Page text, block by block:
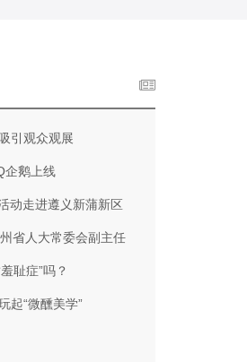
引观众观展
企鹅上线
动走进遵义新蒲新区
省人大常委会副主任
耻症”吗？
起“微醺美学”